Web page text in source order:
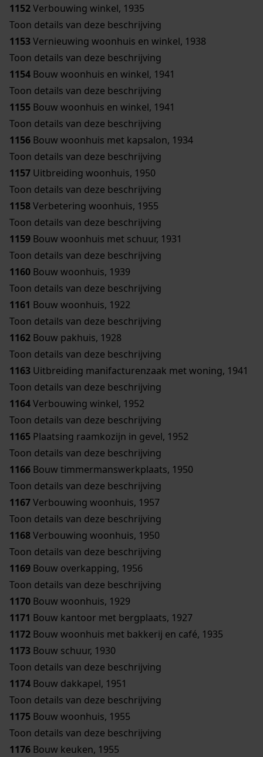
1152Verbouwing winkel, 1935
Toon details van deze beschrijving
1153Vernieuwing woonhuis en winkel, 1938
Toon details van deze beschrijving
1154 Bouw woonhuis en winkel, 1941
Toon details van deze beschrijving
1155 Bouw woonhuis en winkel, 1941
Toon details van deze beschrijving
1156 Bouw woonhuis met kapsalon, 1934
Toon details van deze beschrijving
1157 Uitbreiding woonhuis, 1950
Toon details van deze beschrijving
1158Verbetering woonhuis, 1955
Toon details van deze beschrijving
1159 Bouw woonhuis met schuur, 1931
Toon details van deze beschrijving
1160 Bouw woonhuis, 1939
Toon details van deze beschrijving
1161 Bouw woonhuis, 1922
Toon details van deze beschrijving
1162 Bouw pakhuis, 1928
Toon details van deze beschrijving
1163 Uitbreiding manifacturenzaak met woning, 1941
Toon details van deze beschrijving
1164Verbouwing winkel, 1952
Toon details van deze beschrijving
1165 Plaatsing raamkozijn in gevel, 1952
Toon details van deze beschrijving
1166 Bouw timmermanswerkplaats, 1950
Toon details van deze beschrijving
1167Verbouwing woonhuis, 1957
Toon details van deze beschrijving
1168Verbouwing woonhuis, 1950
Toon details van deze beschrijving
1169 Bouw overkapping, 1956
Toon details van deze beschrijving
1170 Bouw woonhuis, 1929
1171 Bouw kantoor met bergplaats, 1927
1172 Bouw woonhuis met bakkerij en café, 1935
1173 Bouw schuur, 1930
Toon details van deze beschrijving
1174 Bouw dakkapel, 1951
Toon details van deze beschrijving
1175 Bouw woonhuis, 1955
Toon details van deze beschrijving
1176 Bouw keuken, 1955